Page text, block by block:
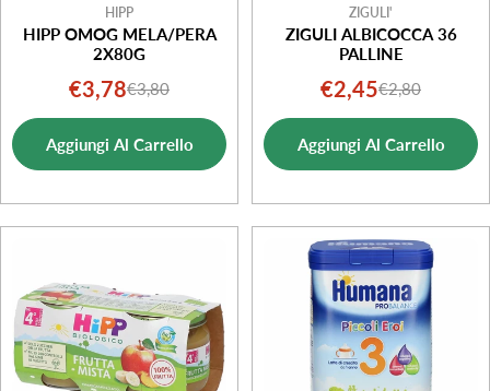
HIPP
HIPP OMOG MELA/PERA
2X80G
Prezzo
di
vendita
€3,78Prezzo
normale
€3,80
Aggiungi Al Carrello
ZIGULI'
ZIGULI ALBICOCCA 36
PALLINE
Prezzo
di
vendita
€2,45Prezzo
normale
€2,80
Aggiungi Al Carrello